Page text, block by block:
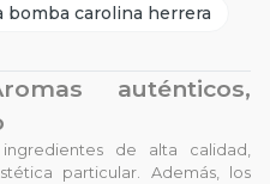
bomba carolina herrera
auténticos,
de alta calidad,
particular. Además, los